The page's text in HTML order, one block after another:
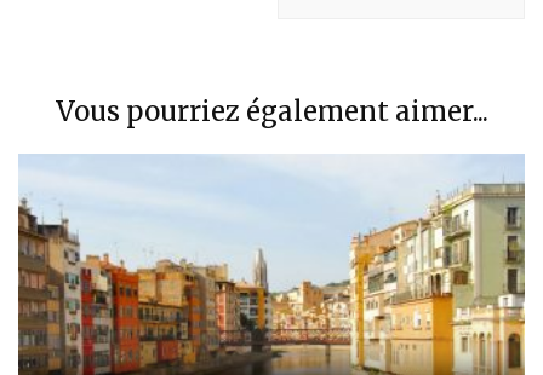
Vous pourriez également aimer...